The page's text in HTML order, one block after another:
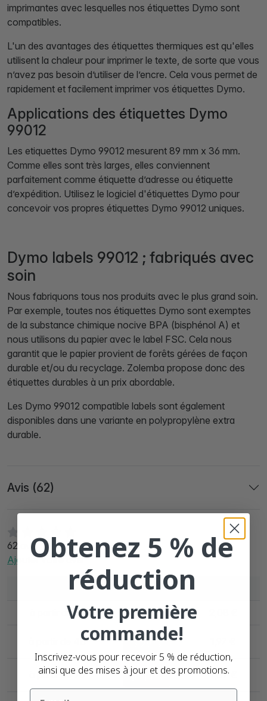
62 avis
Ajouter votre avis
Quantité Remise
à partir de 12 0%
à partir de 48 5.29%
à partir de 96 10.10% 1,87 €
imprimantes avec lesquelles nos étiquettes Dymo sont
compatibles.
L'un des avantages des étiquettes thermiques est qu'elles
utilisent la chaleur pour imprimer le texte, de sorte que vous
n’avez pas besoin d’utiliser de l’encre. Cela vous permet de
rapidement et facilement imprimer vos étiquettes Dymo.
Applications des étiquettes Dymo
99012
Les etiquettes Dymo 99012 mesurent 89 mm x 36 mm.
Comme elles sont très larges, elles conviennent
parfaitement comme étiquette d’adresse ou étiquette
d’expédition. Utilisez le logiciel d'étiquettes Dymo pour
concevoir vos propres étiquettes Dymo 99012 uniques.
Dymo labels 99012 ; fabriqués avec
soin
Nous fabriquons tous nos produits avec le plus grand soin.
Par exemple, toutes nos étiquettes Dymo sont exemptes
de la substance chimique nocive BPA (bisphénol A) et
nous utilisons du papier avec le label FSC. Cela nous
garantit que le papier provient de forêts gérées de façon
durable et/ou du recyclage. Zolemba propose donc des
étiquettes durables à un prix abordable.
Les Dymo 99012 compatible labels sont également
disponibles dans une variante en polypropylène extra
durable.
Avis (62)
Obtenez 5 % de
réduction
Votre première
commande!
Inscrivez-vous pour recevoir 5 % de réduction,
ainsi que des mises à jour et des promotions.
Email